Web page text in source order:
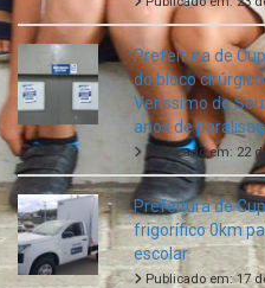
Prefeitura de
do bloco
Veríssimo de
anos de
Publicado em: 22
Prefeitura de
frigorífico 0km
escolar
Publicado em: 17